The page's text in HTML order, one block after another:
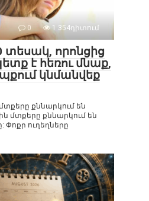
0 1 354դիտում
որոնցից
է հեռու մնաք,
կնմանվեք
քննարկում են
մտքերը քննարկում են
Փոքր ուղեղները